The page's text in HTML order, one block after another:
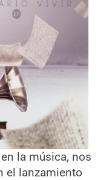
la música, nos
el lanzamiento